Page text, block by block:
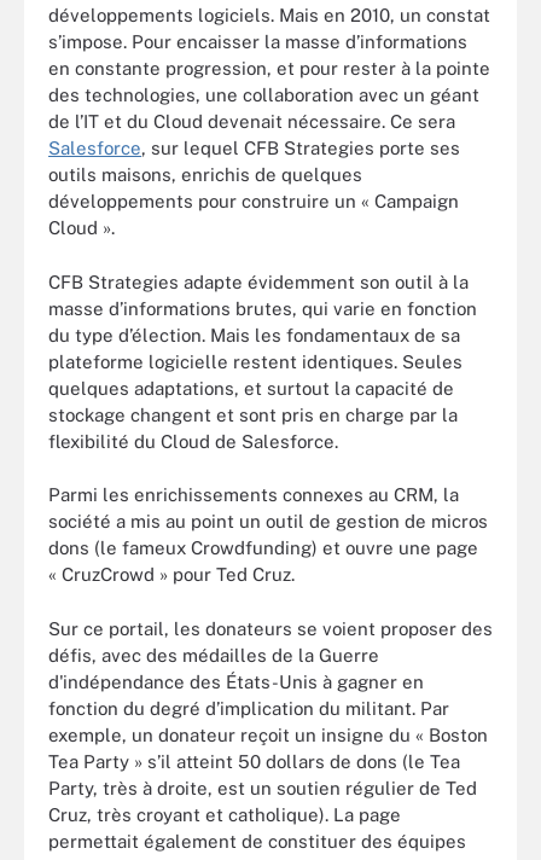
développements logiciels. Mais en 2010, un constat
s’impose. Pour encaisser la masse d’informations
en constante progression, et pour rester à la pointe
des technologies, une collaboration avec un géant
de l’IT et du Cloud devenait nécessaire. Ce sera
Salesforce, sur lequel CFB Strategies porte ses
outils maisons, enrichis de quelques
développements pour construire un « Campaign
Cloud ».
CFB Strategies adapte évidemment son outil à la
masse d’informations brutes, qui varie en fonction
du type d’élection. Mais les fondamentaux de sa
plateforme logicielle restent identiques. Seules
quelques adaptations, et surtout la capacité de
stockage changent et sont pris en charge par la
flexibilité du Cloud de Salesforce.
Parmi les enrichissements connexes au CRM, la
société a mis au point un outil de gestion de micros
dons (le fameux Crowdfunding) et ouvre une page
« CruzCrowd » pour Ted Cruz.
Sur ce portail, les donateurs se voient proposer des
défis, avec des médailles de la Guerre
d'indépendance des États-Unis à gagner en
fonction du degré d’implication du militant. Par
exemple, un donateur reçoit un insigne du « Boston
Tea Party » s’il atteint 50 dollars de dons (le Tea
Party, très à droite, est un soutien régulier de Ted
Cruz, très croyant et catholique). La page
permettait également de constituer des équipes